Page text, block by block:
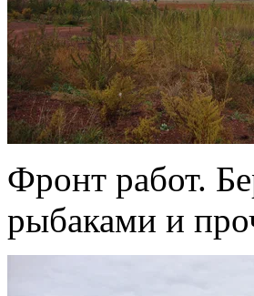
Фронт работ.
рыбаками и